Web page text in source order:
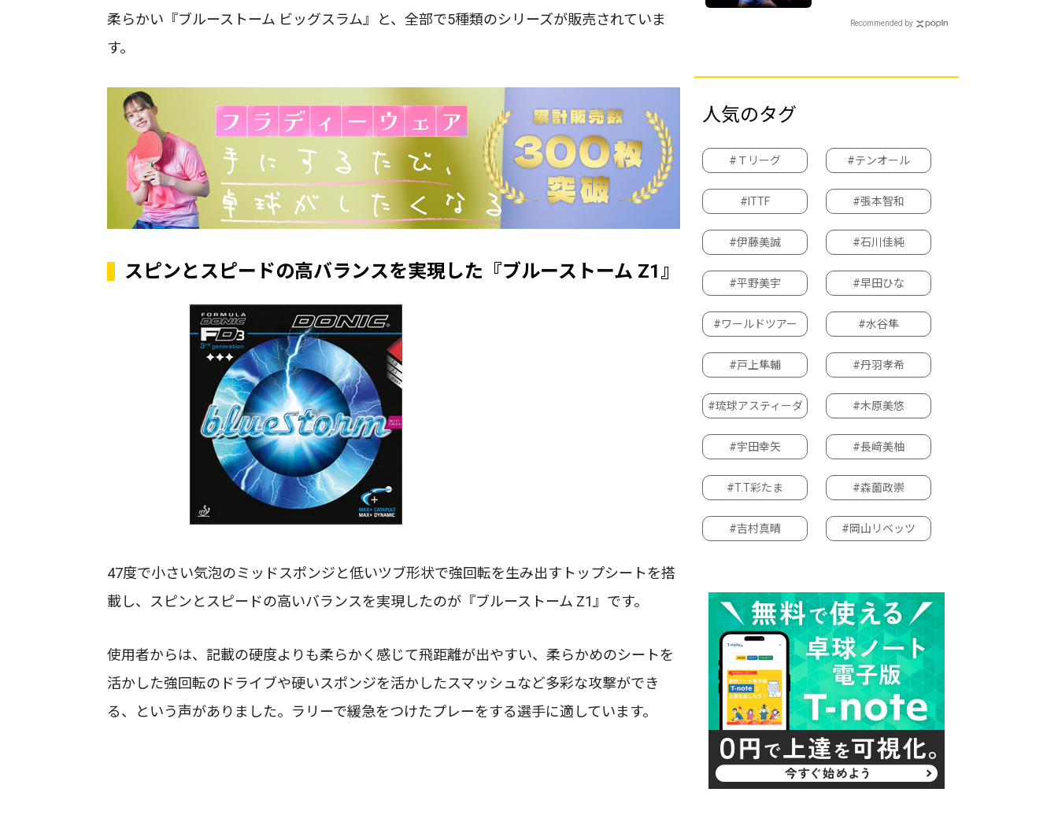
柔らかい『ブルーストーム ビッグスラム』と、全部で5種類のシリーズが販売されていま
す。
スピンとスピードの高バランスを実現した『ブルーストーム Z1』
47度で小さい気泡のミッドスポンジと低いツブ形状で強回転を生み出すトップシートを搭
載し、スピンとスピードの高いバランスを実現したのが『ブルーストーム Z1』です。
使用者からは、記載の硬度よりも柔らかく感じて飛距離が出やすい、柔らかめのシートを
活かした強回転のドライブや硬いスポンジを活かしたスマッシュなど多彩な攻撃ができ
る、という声がありました。ラリーで緩急をつけたプレーをする選手に適しています。
ンズ横浜2026＞
Recommended by
人気のタグ
#Ｔリーグ #テンオール
#ITTF #張本智和
#伊藤美誠 #石川佳純
#平野美宇 #早田ひな
#ワールドツアー #水谷隼
#戸上隼輔 #丹羽孝希
#琉球アスティーダ #木原美悠
#宇田幸矢 #長﨑美柚
#T.T彩たま #森薗政崇
#吉村真晴 #岡山リベッツ